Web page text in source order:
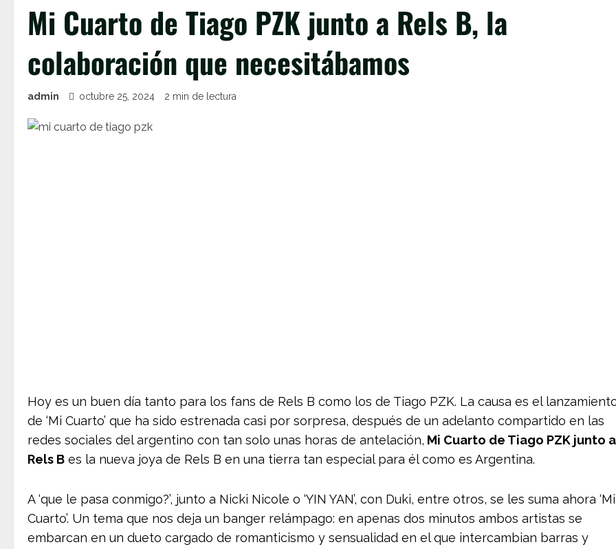
Mi Cuarto de Tiago PZK junto a Rels B, la
colaboración que necesitábamos
admin octubre 25, 2024 2 min de lectura
Hoy es un buen día tanto para los fans de Rels B como los de Tiago PZK. La causa es el
de ‘Mi Cuarto’ que ha sido estrenada casi por sorpresa, después de un adelanto compartido en las
redes sociales del argentino con tan solo unas horas de antelación, Mi Cuarto de Tiago PZK junto a
Rels B es la nueva joya de Rels B en una tierra tan especial para él como es Argentina.
A ‘que le pasa conmigo?’, junto a Nicki Nicole o ‘YIN YAN’, con Duki, entre otros, se les suma ahora ‘Mi
Cuarto’. Un tema que nos deja un banger relámpago: en apenas dos minutos ambos artistas se
embarcan en un dueto cargado de romanticismo y sensualidad en el que intercambian barras y